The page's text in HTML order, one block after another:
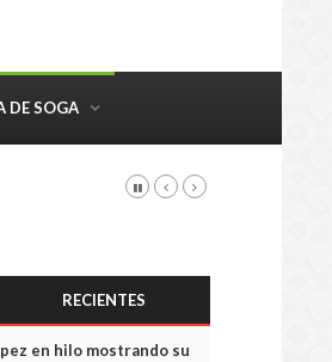
DE SOGA
RECIENTES
en hilo mostrando su